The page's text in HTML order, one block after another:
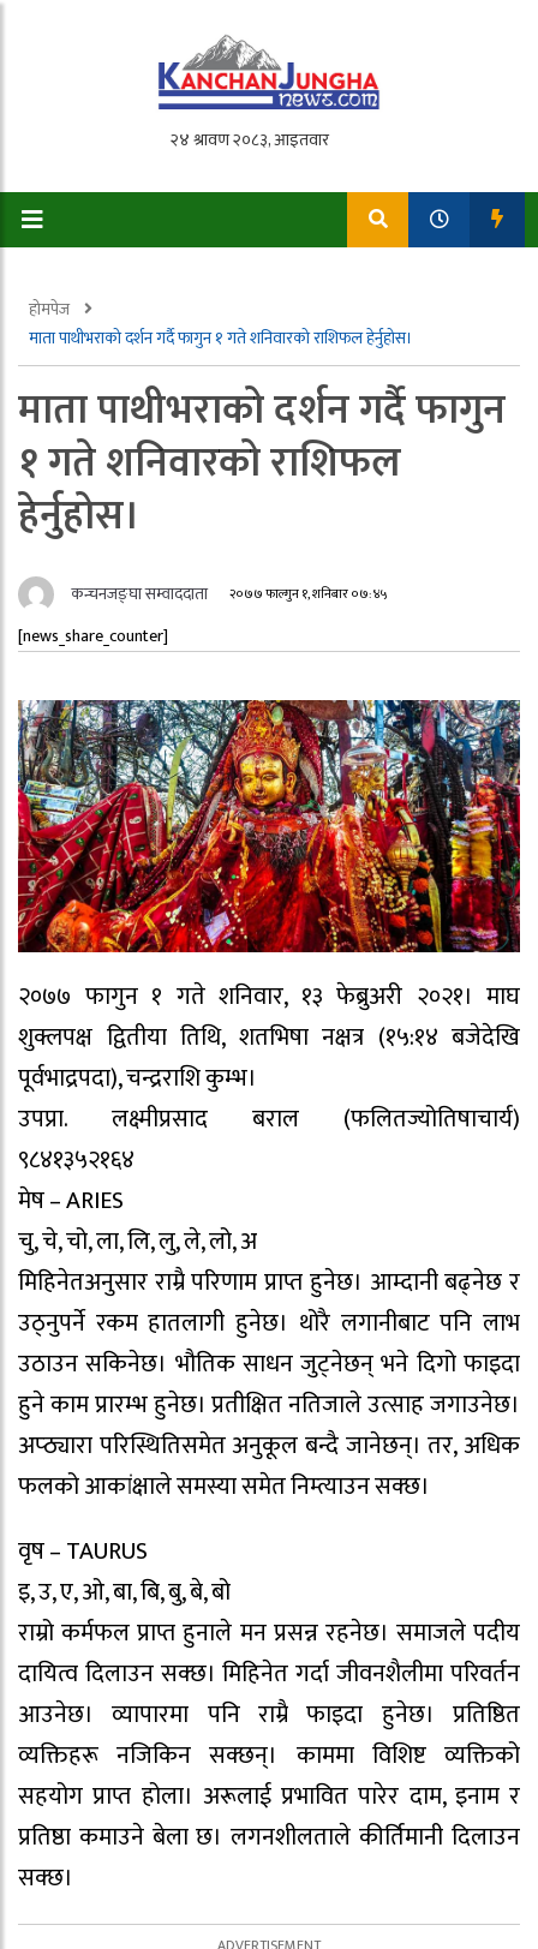
होमपेज
माता पाथीभराको दर्शन गर्दै फागुन १ गते शनिवारको राशिफल हेर्नुहोस।
माता पाथीभराको दर्शन गर्दै फागुन
१ गते शनिवारको राशिफल
हेर्नुहोस।
कन्चनजङ्घा सम्वाददाता २०७७ फाल्गुन १, शनिबार ०७:४५
[news_share_counter]
२०७७ फागुन १ गते शनिवार, १३ फेब्रुअरी २०२१। माघ
शुक्लपक्ष द्वितीया तिथि, शतभिषा नक्षत्र (१५:१४ बजेदेखि
पूर्वभाद्रपदा), चन्द्रराशि कुम्भ।
उपप्रा. लक्ष्मीप्रसाद बराल (फलितज्योतिषाचार्य)
९८४१३५२१६४
मेष – ARIES
चु, चे, चो, ला, लि, लु, ले, लो, अ
मिहिनेतअनुसार राम्रै परिणाम प्राप्त हुनेछ। आम्दानी बढ्नेछ र
उठ्नुपर्ने रकम हातलागी हुनेछ। थोरै लगानीबाट पनि लाभ
उठाउन सकिनेछ। भौतिक साधन जुट्नेछन् भने दिगो फाइदा
हुने काम प्रारम्भ हुनेछ। प्रतीक्षित नतिजाले उत्साह जगाउनेछ।
अप्ठ्यारा परिस्थितिसमेत अनुकूल बन्दै जानेछन्। तर, अधिक
फलको आकांक्षाले समस्या समेत निम्त्याउन सक्छ।
वृष – TAURUS
इ, उ, ए, ओ, बा, बि, बु, बे, बो
राम्रो कर्मफल प्राप्त हुनाले मन प्रसन्न रहनेछ। समाजले पदीय
दायित्व दिलाउन सक्छ। मिहिनेत गर्दा जीवनशैलीमा परिवर्तन
आउनेछ। व्यापारमा पनि राम्रै फाइदा हुनेछ। प्रतिष्ठित
व्यक्तिहरू नजिकिन सक्छन्। काममा विशिष्ट व्यक्तिको
सहयोग प्राप्त होला। अरूलाई प्रभावित पारेर दाम, इनाम र
प्रतिष्ठा कमाउने बेला छ। लगनशीलताले कीर्तिमानी दिलाउन
सक्छ।